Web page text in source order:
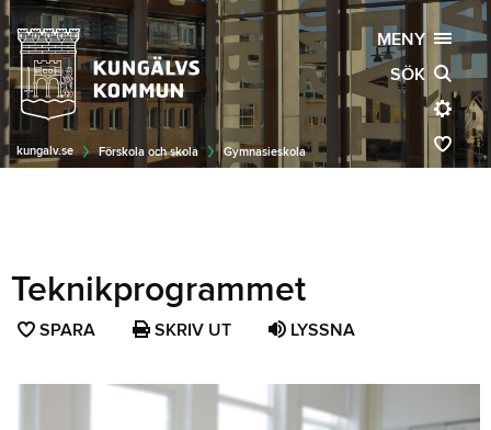
MENY
SÖK
kungalv.se Förskola och skola Gymnasieskola
Teknikprogrammet
SPARA SPARA
SOM
SKRIV UT LYSSNA